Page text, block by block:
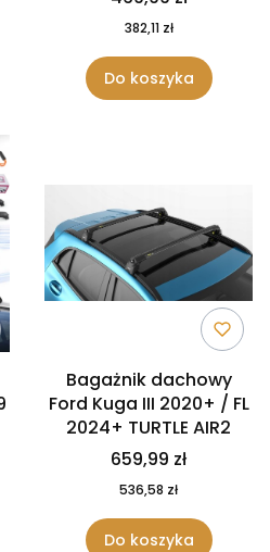
382,11 zł
Do koszyka
Bagażnik dachowy
Ford Kuga III 2020+ / FL
2024+ TURTLE AIR2
659,99 zł
536,58 zł
Do koszyka